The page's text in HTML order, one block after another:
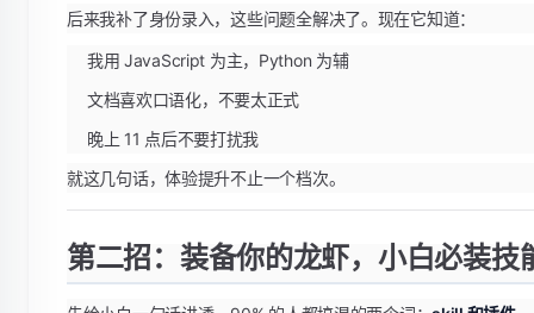
后来我补了身份录入，这些问题全解决了。现在它知道：
我用 JavaScript 为主，Python 为辅
文档喜欢口语化，不要太正式
晚上 11 点后不要打扰我
就这几句话，体验提升不止一个档次。
第二招：装备你的龙虾，小白必装技